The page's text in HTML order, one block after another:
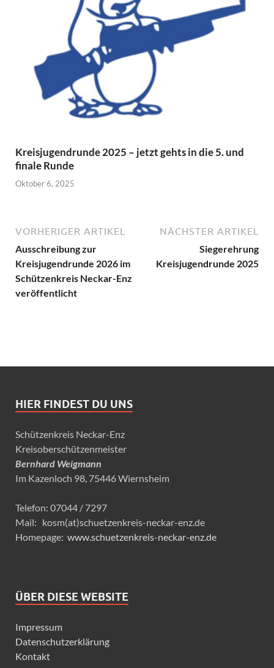
Kreisjugendrunde 2025 – jetzt gehts in die 5. und
finale Runde
Oktober 6, 2025
VORHERIGER ARTIKEL
Ausschreibung zur
Kreisjugendrunde 2026 im
Schützenkreis Neckar-Enz
veröffentlicht
NÄCHSTER ARTIKEL
Siegerehrung
Kreisjugendrunde 2025
HIER FINDEST DU UNS
Schützenkreis Neckar-Enz
Kreisoberschützenmeister
Bernhard Weigmann
Im Kazenloch 98, 75446 Wiernsheim
Telefon: 07044 / 7297
Mail: kosm(at)schuetzenkreis-neckar-enz.de
Homepage: www.schuetzenkreis-neckar-enz.de
ÜBER DIESE WEBSITE
Impressum
Datenschutzerklärung
Kontakt